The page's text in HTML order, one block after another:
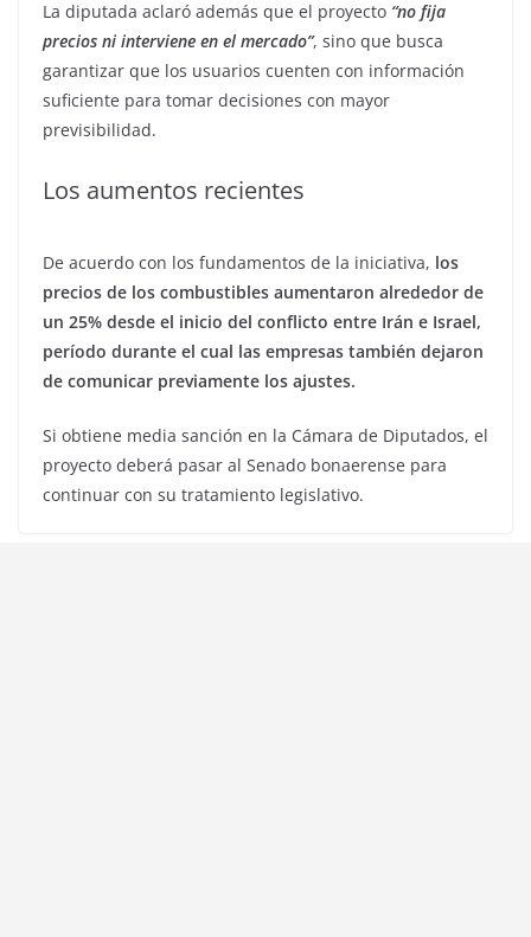
La diputada aclaró además que el proyecto “no fija
precios ni interviene en el mercado”, sino que busca
garantizar que los usuarios cuenten con información
suficiente para tomar decisiones con mayor
previsibilidad.
Los aumentos recientes
De acuerdo con los fundamentos de la iniciativa, los
precios de los combustibles aumentaron alrededor de
un 25% desde el inicio del conflicto entre Irán e Israel,
período durante el cual las empresas también dejaron
de comunicar previamente los ajustes.
Si obtiene media sanción en la Cámara de Diputados, el
proyecto deberá pasar al Senado bonaerense para
continuar con su tratamiento legislativo.